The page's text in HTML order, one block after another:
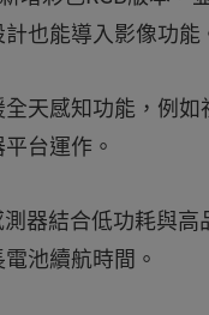
也能導入影像功能
天感知功能，例
台運作。
器結合低功耗與
池續航時間。